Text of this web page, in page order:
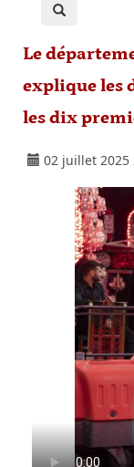
Le
explique les
les dix
02 juillet 2025